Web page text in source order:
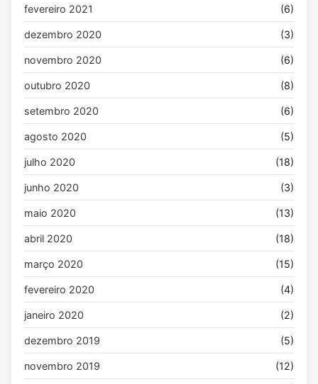
fevereiro 2021 (6)
dezembro 2020 (3)
novembro 2020 (6)
outubro 2020 (8)
setembro 2020 (6)
agosto 2020 (5)
julho 2020 (18)
junho 2020 (3)
maio 2020 (13)
abril 2020 (18)
março 2020 (15)
fevereiro 2020 (4)
janeiro 2020 (2)
dezembro 2019 (5)
novembro 2019 (12)